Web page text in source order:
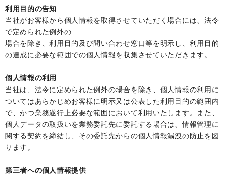
利用目的の告知
当社がお客様から個人情報を取得させていただく場合には、法令
で定められた例外の
場合を除き、利用目的及び問い合わせ窓口等を明示し、利用目的
の達成に必要な範囲での個人情報を収集させていただきます。
個人情報の利用
当社は、法令に定められた例外の場合を除き、個人情報の利用に
ついてはあらかじめお客様に明示又は公表した利用目的の範囲内
で、かつ業務遂行上必要な範囲において利用いたします。また、
個人データの取扱いを業務委託先に委託する場合は、情報管理に
関する契約を締結し、その委託先からの個人情報漏洩の防止を図
ります。
第三者への個人情報提供